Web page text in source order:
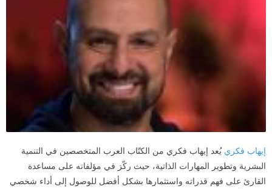
إيهاب فكري يُعد إيهاب فكري من الكتّاب العرب المتخصصين في التنمية
البشرية وتطوير المهارات الذاتية، حيث ركّز في مؤلفاته على مساعدة
القارئ على فهم قدراته واستثمارها بشكل أفضل للوصول إلى أداء شخصي